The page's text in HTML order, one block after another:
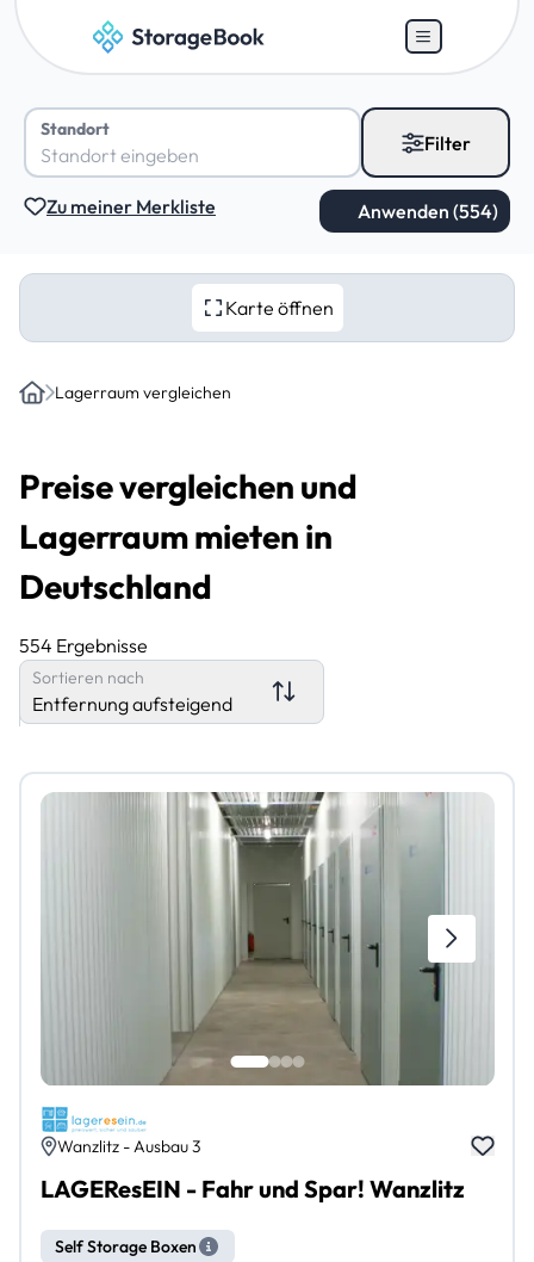
Standort
Filter
Zu meiner Merkliste
Karte öffnen
Lagerraum vergleichen
Preise vergleichen und
Lagerraum mieten in
Deutschland
554 Ergebnisse
Sortieren nach
Entfernung aufsteigend
Wanzlitz - Ausbau 3
LAGEResEIN - Fahr und Spar! Wanzlitz
Self Storage Boxen